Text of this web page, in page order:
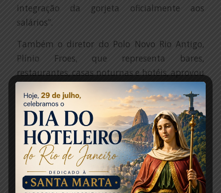
integração da gorjeta oficialmente aos
salários”.
Também o diretor do Polo Novo Rio Antigo,
Plínio Froes, que representa bares,
restaurantes, casas noturnas e hotéis, aprovou
a sanção. Ele acredita que a lei proporcionará
muitos benefícios aos associados,
estabelecendo uma relação mais saudável e
transparente entre empregador e empregado,
sem dificultar ou prejudicar o contato com os
clientes.
Turismo